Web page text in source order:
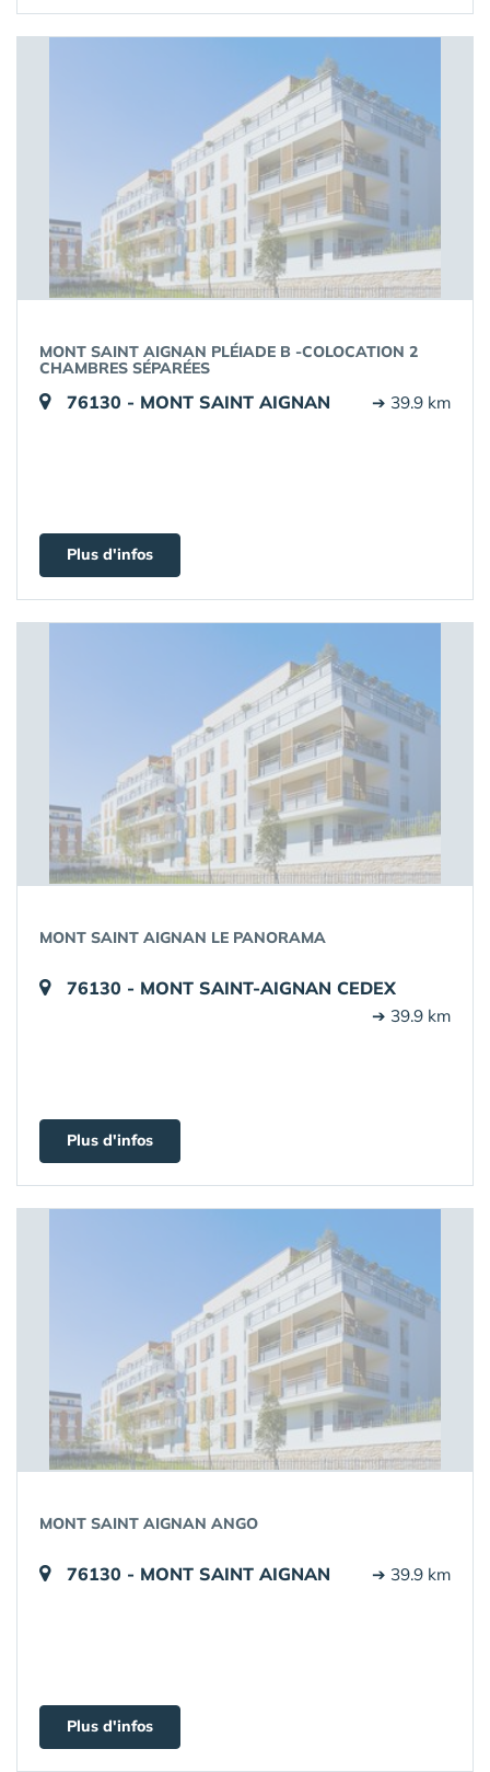
MONT SAINT AIGNAN PLÉIADE B -COLOCATION 2
CHAMBRES SÉPARÉES
76130 - MONT SAINT AIGNAN ➔ 39.9 km
Plus d'infos
MONT SAINT AIGNAN LE PANORAMA
76130 - MONT SAINT-AIGNAN CEDEX
➔ 39.9 km
Plus d'infos
MONT SAINT AIGNAN ANGO
76130 - MONT SAINT AIGNAN ➔ 39.9 km
Plus d'infos